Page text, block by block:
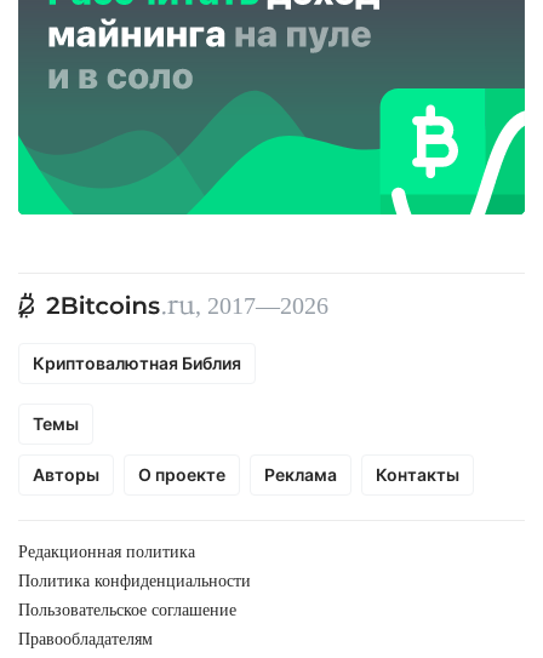
, 2017—2026
Криптовалютная Библия
Темы
Авторы О проекте Реклама Контакты
Редакционная политика
Политика конфиденциальности
Пользовательское соглашение
Правообладателям